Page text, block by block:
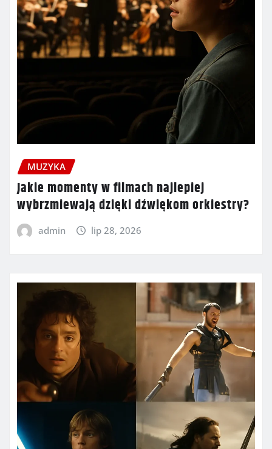
MUZYKA
Jakie momenty w filmach najlepiej
wybrzmiewają dzięki dźwiękom orkiestry?
admin lip 28, 2026